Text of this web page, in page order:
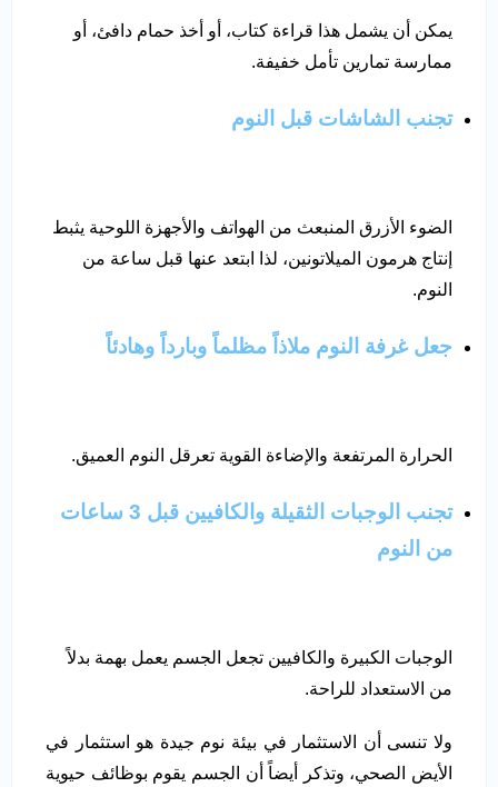
يمكن أن يشمل هذا قراءة كتاب، أو أخذ حمام دافئ، أو
ممارسة تمارين تأمل خفيفة.
تجنب الشاشات قبل النوم
الضوء الأزرق المنبعث من الهواتف والأجهزة اللوحية يثبط
إنتاج هرمون الميلاتونين، لذا ابتعد عنها قبل ساعة من
النوم.
جعل غرفة النوم ملاذاً مظلماً وبارداً وهادئاً
الحرارة المرتفعة والإضاءة القوية تعرقل النوم العميق.
تجنب الوجبات الثقيلة والكافيين قبل 3 ساعات
من النوم
الوجبات الكبيرة والكافيين تجعل الجسم يعمل بهمة بدلاً
من الاستعداد للراحة.
ولا تنسى أن الاستثمار في بيئة نوم جيدة هو استثمار في
الأيض الصحي، وتذكر أيضاً أن الجسم يقوم بوظائف حيوية